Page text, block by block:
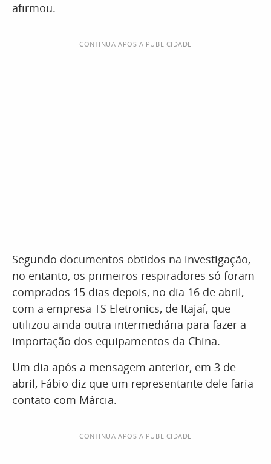
afirmou.
CONTINUA APÓS A PUBLICIDADE
Segundo documentos obtidos na investigação,
no entanto, os primeiros respiradores só foram
comprados 15 dias depois, no dia 16 de abril,
com a empresa TS Eletronics, de Itajaí, que
utilizou ainda outra intermediária para fazer a
importação dos equipamentos da China.
Um dia após a mensagem anterior, em 3 de
abril, Fábio diz que um representante dele faria
contato com Márcia.
CONTINUA APÓS A PUBLICIDADE